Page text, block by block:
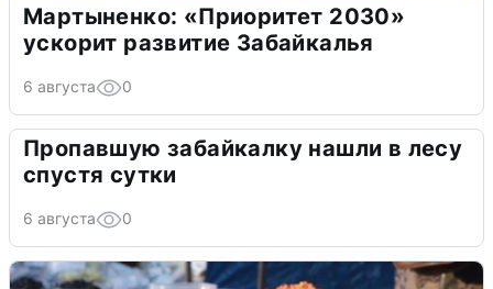
Мартыненко: «Приоритет 2030»
ускорит развитие Забайкалья
6 августа 0
Пропавшую забайкалку нашли в лесу
спустя сутки
6 августа 0